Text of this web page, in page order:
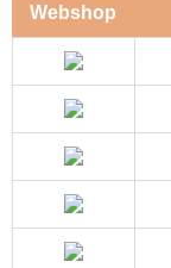
Webshop